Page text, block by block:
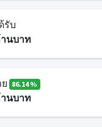
รับ
นบาท
86.14 %
นบาท